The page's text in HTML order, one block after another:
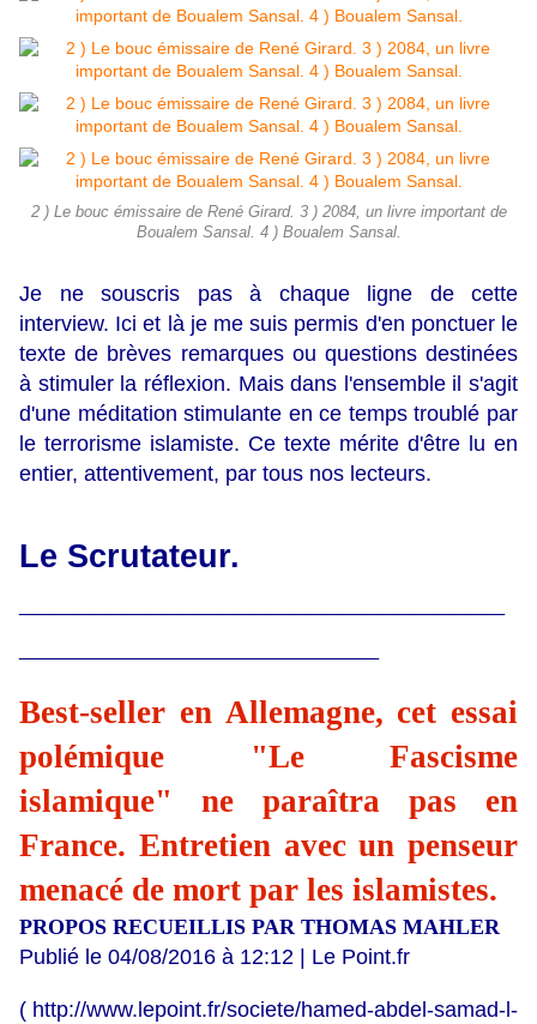
2 ) Le bouc émissaire de René Girard. 3 ) 2084, un livre important de
Boualem Sansal. 4 ) Boualem Sansal.
Je ne souscris pas à chaque ligne de cette
interview. Ici et là je me suis permis d'en ponctuer le
texte de brèves remarques ou questions destinées
à stimuler la réflexion. Mais dans l'ensemble il s'agit
d'une méditation stimulante en ce temps troublé par
le terrorisme islamiste. Ce texte mérite d'être lu en
entier, attentivement, par tous nos lecteurs.
Le Scrutateur.
Best-seller en Allemagne, cet essai
polémique "Le Fascisme
islamique" ne paraîtra pas en
France. Entretien avec un penseur
menacé de mort par les islamistes.
PROPOS RECUEILLIS PAR THOMAS MAHLER
Publié le 04/08/2016 à 12:12 | Le Point.fr
( http://www.lepoint.fr/societe/hamed-abdel-samad-l-